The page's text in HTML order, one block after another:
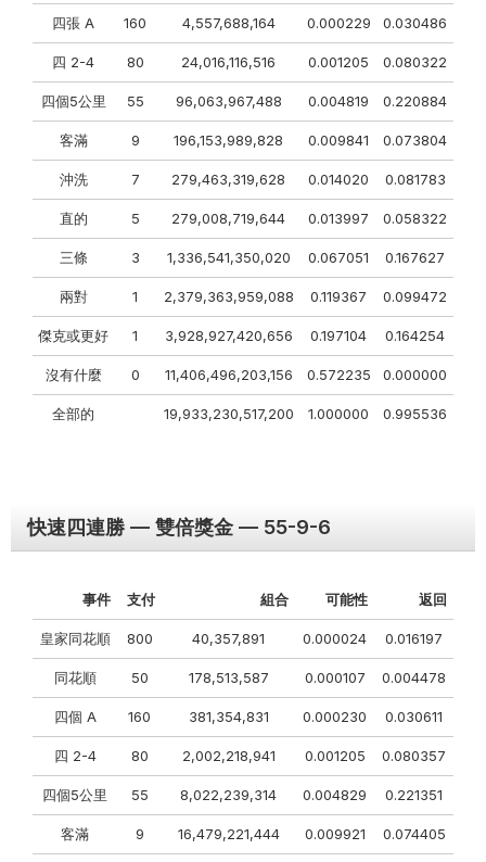
四張 A 160 4,557,688,164 0.000229 0.030486
四 2-4 80 24,016,116,516 0.001205 0.080322
四個5公里 55 96,063,967,488 0.004819 0.220884
客滿 9 196,153,989,828 0.009841 0.073804
沖洗 7 279,463,319,628 0.014020 0.081783
直的 5 279,008,719,644 0.013997 0.058322
三條 3 1,336,541,350,020 0.067051 0.167627
兩對 1 2,379,363,959,088 0.119367 0.099472
傑克或更好 1 3,928,927,420,656 0.197104 0.164254
沒有什麼 0 11,406,496,203,156 0.572235 0.000000
全部的 19,933,230,517,200 1.000000 0.995536
快速四連勝 — 雙倍獎金 — 55-9-6
事件 支付 組合 可能性 返回
皇家同花順 800 40,357,891 0.000024 0.016197
同花順 50 178,513,587 0.000107 0.004478
四個 A 160 381,354,831 0.000230 0.030611
四 2-4 80 2,002,218,941 0.001205 0.080357
四個5公里 55 8,022,239,314 0.004829 0.221351
客滿 9 16,479,221,444 0.009921 0.074405